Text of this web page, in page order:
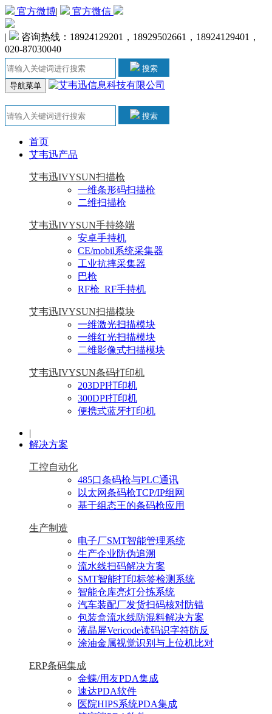
官方微博| 官方微信
|
咨询热线：18924129201，18929502661，18924129401，
020-87030040
搜索
导航菜单
搜索
首页
艾韦迅产品
艾韦迅IVYSUN扫描枪
一维条形码扫描枪
二维扫描枪
艾韦迅IVYSUN手持终端
安卓手持机
CE/mobil系统采集器
工业抗摔采集器
巴枪
RF枪_RF手持机
艾韦迅IVYSUN扫描模块
一维激光扫描模块
一维红光扫描模块
二维影像式扫描模块
艾韦迅IVYSUN条码打印机
203DPI打印机
300DPI打印机
便携式蓝牙打印机
|
解决方案
工控自动化
485口条码枪与PLC通讯
以太网条码枪TCP/IP组网
基于组态王的条码枪应用
生产制造
电子厂SMT智能管理系统
生产企业防伪追溯
流水线扫码解决方案
SMT智能打印标签检测系统
智能仓库亮灯分拣系统
汽车装配厂发货扫码核对防错
包装盒流水线防混料解决方案
液晶屏Vericode读码识字符防反
涂油金属视觉识别与上位机比对
ERP条码集成
金蝶/用友PDA集成
速达PDA软件
医院HIPS系统PDA集成